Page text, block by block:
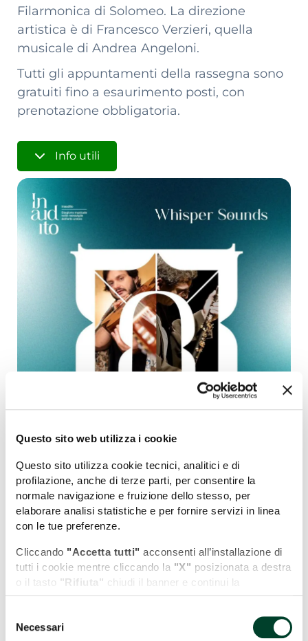
Questo sito web utilizza i cookie
Questo sito utilizza cookie tecnici, analitici e di
profilazione, anche di terze parti, per consentire la
normale navigazione e fruizione dello stesso, per
elaborare analisi statistiche e per fornire servizi in linea
con le tue preferenze.
Cliccando "Accetta tutti" acconsenti all’installazione di
tutti i cookie mentre cliccando la "X" posizionata a destra
o il tasto "Rifiuta" chiudi il banner e continui la
Puoi modificare in ogni momento le tue preferenze
cliccando l'apposita icona posizionata in basso a sinistra;
delNecessari
Filarmonica di Solomeo. La direzione
artistica è di Francesco Verzieri, quella
musicale di Andrea Angeloni.
Tutti gli appuntamenti della rassegna sono
gratuiti fino a esaurimento posti, con
prenotazione obbligatoria.
Info utili
+
−